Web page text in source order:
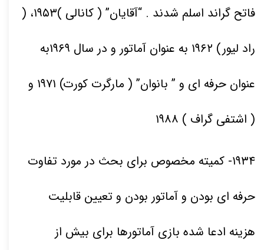
فاتح گراند اسلم شدند . “آقایان” ( کانالی )۱۹۵۳، (
راد لیور) ۱۹۶۲ به عنوان آماتور و در سال ۱۹۶۹به
عنوان حرفه ای و ” بانوان” ( مارگرت کورت) ۱۹۷۱ و
( اشتفی گراف ) ۱۹۸۸
۱۹۳۴- کمیته مخصوص برای بحث در مورد تفاوت
حرفه ای بودن و آماتور بودن و تعیین قابلیت
هزینه ادعا شده بازی آماتورها برای بیش از